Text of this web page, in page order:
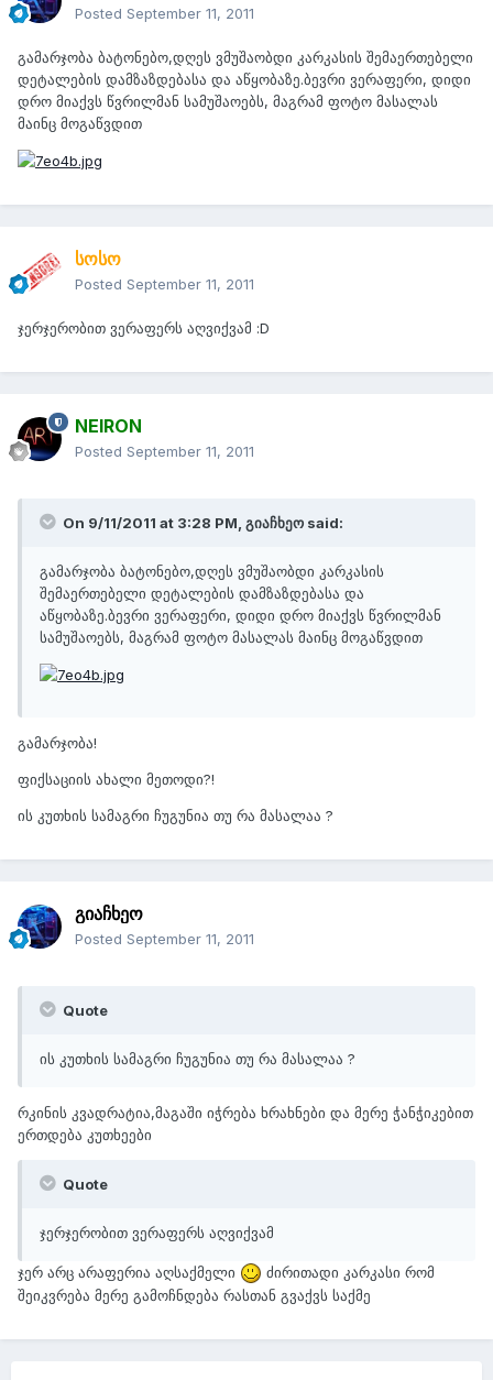
Posted September 11, 2011
გამარჯობა ბატონებო,დღეს ვმუშაობდი კარკასის შემაერთებელი
დეტალების დამზაზდებასა და აწყობაზე.ბევრი ვერაფერი, დიდი
დრო მიაქვს წვრილმან სამუშაოებს, მაგრამ ფოტო მასალას
მაინც მოგაწვდით
სოსო
Posted September 11, 2011
ჯერჯერობით ვერაფერს აღვიქვამ :D
NEIRON
Posted September 11, 2011
On 9/11/2011 at 3:28 PM, გიაჩხეო said:
გამარჯობა ბატონებო,დღეს ვმუშაობდი კარკასის
შემაერთებელი დეტალების დამზაზდებასა და
აწყობაზე.ბევრი ვერაფერი, დიდი დრო მიაქვს წვრილმან
სამუშაოებს, მაგრამ ფოტო მასალას მაინც მოგაწვდით
გამარჯობა!
ფიქსაციის ახალი მეთოდი?!
ის კუთხის სამაგრი ჩუგუნია თუ რა მასალაა ?
გიაჩხეო
Posted September 11, 2011
Quote
ის კუთხის სამაგრი ჩუგუნია თუ რა მასალაა ?
რკინის კვადრატია,მაგაში იჭრება ხრახნები და მერე ჭანჭიკებით
ერთდება კუთხეები
Quote
ჯერჯერობით ვერაფერს აღვიქვამ
ჯერ არც არაფერია აღსაქმელი
ძირითადი კარკასი რომ
შეიკვრება მერე გამოჩნდება რასთან გვაქვს საქმე